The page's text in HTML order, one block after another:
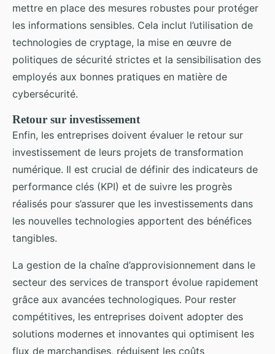
mettre en place des mesures robustes pour protéger
les informations sensibles. Cela inclut l’utilisation de
technologies de cryptage, la mise en œuvre de
politiques de sécurité strictes et la sensibilisation des
employés aux bonnes pratiques en matière de
cybersécurité.
Retour sur investissement
Enfin, les entreprises doivent évaluer le retour sur
investissement de leurs projets de transformation
numérique. Il est crucial de définir des indicateurs de
performance clés (KPI) et de suivre les progrès
réalisés pour s’assurer que les investissements dans
les nouvelles technologies apportent des bénéfices
tangibles.
La gestion de la chaîne d’approvisionnement dans le
secteur des services de transport évolue rapidement
grâce aux avancées technologiques. Pour rester
compétitives, les entreprises doivent adopter des
solutions modernes et innovantes qui optimisent les
flux de marchandises, réduisent les coûts